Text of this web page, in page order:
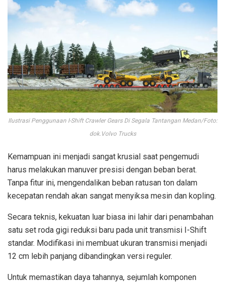
Ilustrasi Penggunaan I-Shift Crawler Gears Di Segala Tantangan Medan/Foto:
dok.Volvo Trucks
Kemampuan ini menjadi sangat krusial saat pengemudi
harus melakukan manuver presisi dengan beban berat.
Tanpa fitur ini, mengendalikan beban ratusan ton dalam
kecepatan rendah akan sangat menyiksa mesin dan kopling.
Secara teknis, kekuatan luar biasa ini lahir dari penambahan
satu set roda gigi reduksi baru pada unit transmisi I-Shift
standar. Modifikasi ini membuat ukuran transmisi menjadi
12 cm lebih panjang dibandingkan versi reguler.
Untuk memastikan daya tahannya, sejumlah komponen